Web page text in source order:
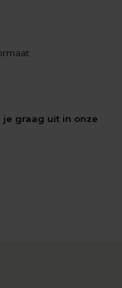
graag uit in onze